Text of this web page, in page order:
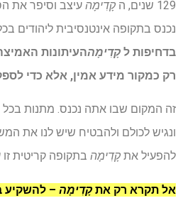
129 שנים, ה
קָדִימָה עיצב וסיפר את
נכנס בתקופה אינטנסיבית ליהודים
בדחיפות ל קָדִימָההעיתונות
רק כמקור מידע אמין, אלא כדי
זה המקום שבו אתה נכנס. מתנות בכל
ונגיש לכולם ולהבטיח שיש לנו את
להפעיל את קָדִימָה בתקופה קריטית זו
אל תקרא רק את קָדִימָה – להשקיע